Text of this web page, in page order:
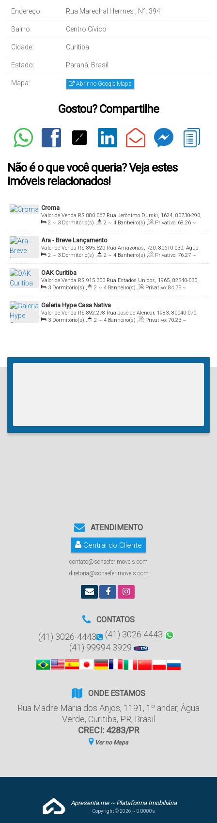
Endereço: Rua Marechal Hermes , N°: 394
Bairro: Centro Cívico
Cidade: Curitiba
Estado: Paraná, Brasil
Mapa: Abrir no Google Maps
Gostou? Compartilhe
Não é o que você queria? Veja estes
imóveis relacionados!
Croma
R$ 880.067
Valor de Venda
Rua Jerônimo Durski, 1624, 80730-290,
Bigorrilho, Curitiba, Paraná, Brasil
2 ~ 3 Dormitório(s) , 2 ~ 4 Banheiro(s) , Privativo: 68.26 ~
154.13m² , 1 ~ 3 Suíte(s) , Total: 68.26m² , 1 ~ 2 Vaga(s) ,
Útil: 68.26~ 154.13m²
Ara - Breve Lançamento
R$ 895.520
Valor de Venda
Rua Amazonas, 720, 80610-030, Água
Verde, Curitiba, Paraná, Brasil
2 ~ 3 Dormitório(s) , 2 ~ 4 Banheiro(s) , Privativo: 76.27 ~
255.19m² , 1 ~ 3 Suíte(s) , Total: 76.00m² , 1 ~ 4 Vaga(s) ,
Útil: 76.00~ 255
OAK Curitiba
R$ 915.300
Valor de Venda
Rua Estados Unidos, 1965, 82540-030,
Boa Vista, Curitiba, Paraná, Brasil
3 Dormitório(s) , 2 ~ 4 Banheiro(s) , Privativo: 84.75 ~
154.16m² , 1 ~ 3 Suíte(s) , Total: 84.75m² , 2 Vaga(s) ,
Útil:
84.75~ 154.16m²
Galeria Hype Casa Nativa
R$ 892.278
Valor de Venda
Rua José de Alencar, 1983, 80040-070,
Juvevê, Curitiba, Paraná, Brasil
3 Dormitório(s) , 2 ~ 4 Banheiro(s) , Privativo: 70.23 ~
ATENDIMENTO
Central do Cliente
contato@schaeferimoveis.com
diretoria@schaeferimoveis.com
CONTATOS
(41) 3026-4443
(41) 3026 4443
(41) 99994 3929
ONDE ESTAMOS
Rua Madre Maria dos Anjos, 1191 , 1º andar, Água
Verde, Curitiba, PR, Brasil
CRECI: 4283/PR
Ver no Mapa
Apresenta.me ~ Plataforma Imobiliária
Copyright © 2026 ~ 0.0000s